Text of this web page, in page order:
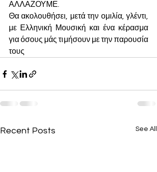
ΑΛΛΑΖΟΥΜΕ.
Θα ακολουθήσει, μετά την ομιλία, γλέντι,
με Ελληνική Μουσική και ένα κέρασμα
για όσους μάς τιμήσουν με την παρουσία
τους
Recent Posts See All